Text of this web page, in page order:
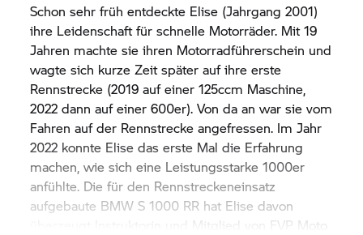
Schon sehr früh entdeckte Elise (Jahrgang 2001)
ihre Leidenschaft für schnelle Motorräder. Mit 19
Jahren machte sie ihren Motorradführerschein und
wagte sich kurze Zeit später auf ihre erste
Rennstrecke (2019 auf einer 125ccm Maschine,
2022 dann auf einer 600er). Von da an war sie vom
Fahren auf der Rennstrecke angefressen. Im Jahr
2022 konnte Elise das erste Mal die Erfahrung
machen, wie sich eine Leistungsstarke 1000er
anfühlte. Die für den Rennstreckeneinsatz
aufgebaute BMW S 1000 RR hat Elise davon
überzeugt Instruktorin und Mitglied von FVP Moto